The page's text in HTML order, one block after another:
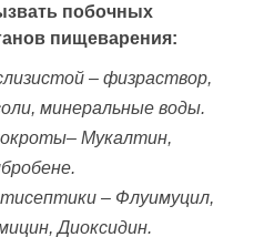
побочных
пищеварения:
– физраствор,
минеральные воды.
Мукалтин,
– Флуимуцил,
Диоксидин.